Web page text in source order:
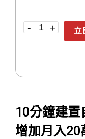
10分鐘建
增加月入20
立